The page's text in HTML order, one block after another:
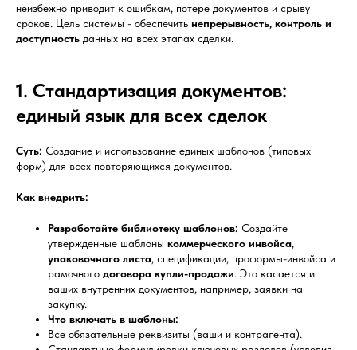
неизбежно приводит к ошибкам, потере документов и срыву
сроков. Цель системы - обеспечить непрерывность, контроль и
доступность данных на всех этапах сделки.
1. Стандартизация документов:
единый язык для всех сделок
Суть: Создание и использование единых шаблонов (типовых
форм) для всех повторяющихся документов.
Как внедрить:
Разработайте библиотеку шаблонов: Создайте
утвержденные шаблоны коммерческого инвойса,
упаковочного листа, спецификации, проформы-инвойса и
рамочного договора купли-продажи. Это касается и
ваших внутренних документов, например, заявки на
закупку.
Что включать в шаблоны:
Все обязательные реквизиты (ваши и контрагента).